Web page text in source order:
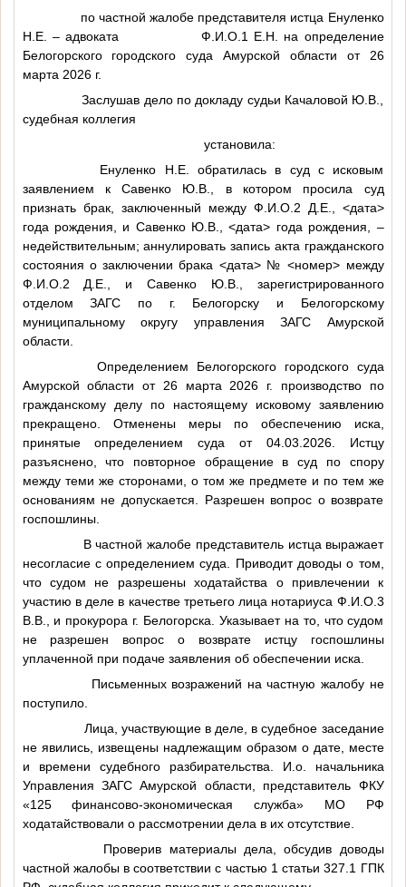
по частной жалобе представителя истца Енуленко
Н.Е. – адвокатаФ.И.О.1
Е.Н. на определение
Белогорского городского суда Амурской области от 26
марта 2026 г.
Заслушав дело по докладу судьи Качаловой Ю.В.,
судебная коллегия
установила:
Енуленко Н.Е. обратилась в суд с исковым
заявлением к Савенко Ю.В., в котором просила суд
признать брак, заключенный между Ф.И.О.2 Д.Е., <дата>
года рождения, и Савенко Ю.В.,<дата> года рождения, –
недействительным; аннулировать запись акта гражданского
состояния о заключении брака <дата>№<номер> между
Ф.И.О.2 Д.Е., и Савенко Ю.В., зарегистрированного
отделом ЗАГС по г. Белогорску и Белогорскому
муниципальному округу управления ЗАГС Амурской
области.
Определением Белогорского городского суда
Амурской области от 26 марта 2026 г. производство по
гражданскому делу по настоящему исковому заявлению
прекращено. Отменены меры по обеспечению иска,
принятые определением суда от 04.03.2026. Истцу
разъяснено, что повторное обращение в суд по спору
между теми же сторонами, о том же предмете и по тем же
основаниям не допускается. Разрешен вопрос о возврате
госпошлины.
В частной жалобе представитель истца выражает
несогласие с определением суда. Приводит доводы о том,
что судом не разрешены ходатайства о привлечении к
участию в деле в качестве третьего лица нотариуса Ф.И.О.3
В.В., и прокурора г. Белогорска. Указывает на то, что судом
не разрешен вопрос о возврате истцу госпошлины
уплаченной при подаче заявления об обеспечении иска.
Письменных возражений на частную жалобу не
поступило.
Лица, участвующие в деле, в судебное заседание
не явились, извещены надлежащим образом о дате, месте
и времени судебного разбирательства. И.о. начальника
Управления ЗАГС Амурской области, представитель ФКУ
«125 финансово-экономическая служба» МО РФ
ходатайствовали о рассмотрении дела в их отсутствие.
Проверив материалы дела, обсудив доводы
частной жалобы в соответствии с частью 1 статьи 327.1 ГПК